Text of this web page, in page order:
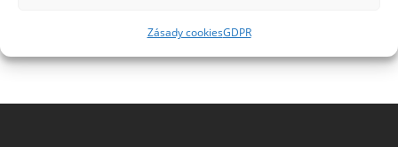
Zásady cookiesGDPR
jak jsou zpracovávány údaje z komentářů.